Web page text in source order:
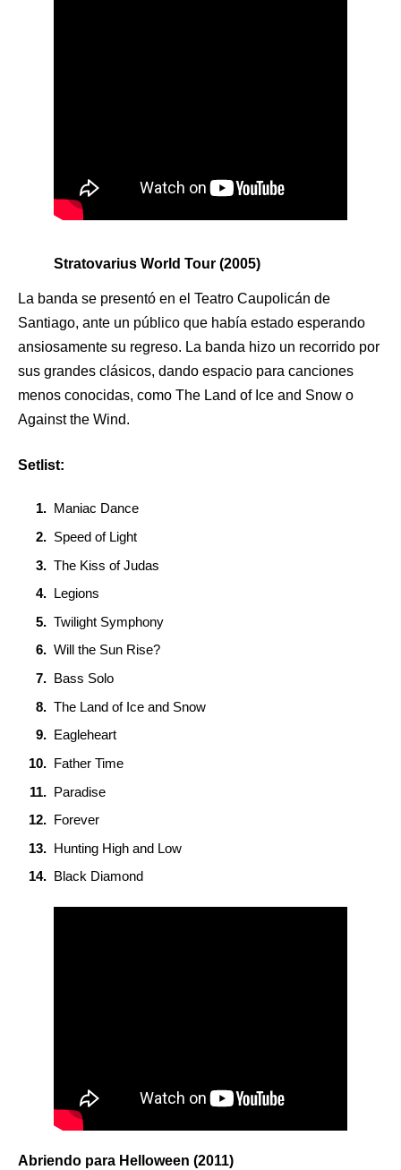
Stratovarius World Tour (2005)
La banda se presentó en el Teatro Caupolicán de
Santiago, ante un público que había estado esperando
ansiosamente su regreso. La banda hizo un recorrido por
sus grandes clásicos, dando espacio para canciones
menos conocidas, como The Land of Ice and Snow o
Against the Wind.
Setlist:
Maniac Dance
Speed of Light
The Kiss of Judas
Legions
Twilight Symphony
Will the Sun Rise?
Bass Solo
The Land of Ice and Snow
Eagleheart
Father Time
Paradise
Forever
Hunting High and Low
Black Diamond
Abriendo para Helloween (2011)